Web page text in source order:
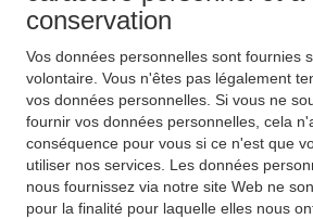
conservation
Vos données personnelles sont fournies
volontaire. Vous n'êtes pas légalement
vos données personnelles. Si vous ne
fournir vos données personnelles, cela
conséquence pour vous si ce n'est que
utiliser nos services. Les données
nous fournissez via notre site Web ne
pour la finalité pour laquelle elles nous